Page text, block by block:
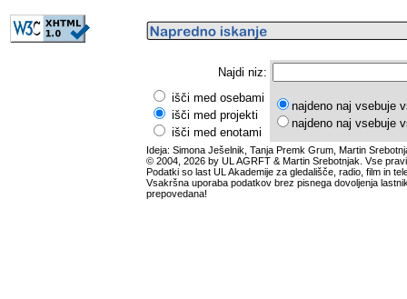
Najdi niz:
išči med osebami
išči med projekti
išči med enotami
najdeno naj vsebuje
najdeno naj vsebuje
Ideja: Simona Ješelnik, Tanja Premk Grum, Martin
© 2004, 2026 by UL AGRFT & Martin Srebotnjak. Vse
Podatki so last UL Akademije za gledališče, radio, film in
Vsakršna uporaba podatkov brez pisnega dovoljenja
prepovedana!